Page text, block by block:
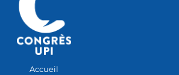
Accueil